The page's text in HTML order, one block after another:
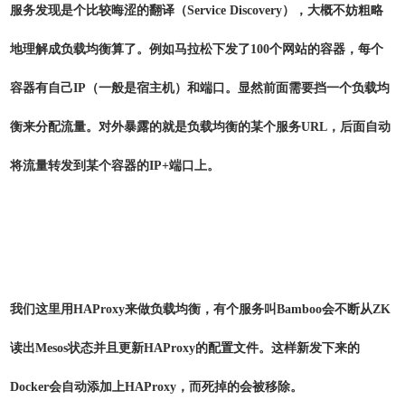
服务发现是个比较晦涩的翻译（Service Discovery），大概不妨粗略
地理解成负载均衡算了。例如马拉松下发了100个网站的容器，每个
容器有自己IP（一般是宿主机）和端口。显然前面需要挡一个负载均
衡来分配流量。对外暴露的就是负载均衡的某个服务URL，后面自动
将流量转发到某个容器的IP+端口上。
我们这里用HAProxy来做负载均衡，有个服务叫Bamboo会不断从ZK
读出Mesos状态并且更新HAProxy的配置文件。这样新发下来的
Docker会自动添加上HAProxy，而死掉的会被移除。